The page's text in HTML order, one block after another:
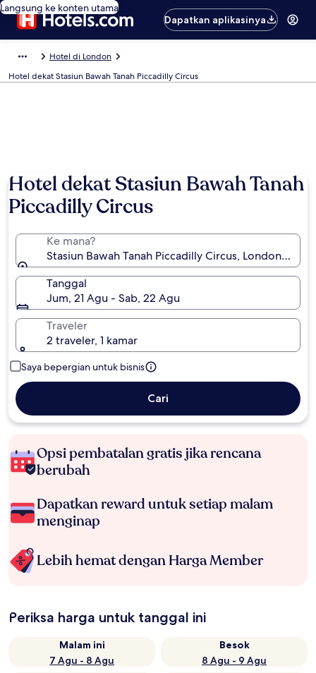
Langsung ke konten utama
Dapatkan aplikasinya
Hotel di London
Hotel dekat Stasiun Bawah Tanah Piccadilly Circus
Hotel dekat Stasiun Bawah Tanah
Piccadilly Circus
Ke mana?
Stasiun Bawah Tanah Piccadilly Circus, London,
Tanggal
Jum, 21 Agu - Sab, 22 Agu
Traveler
2 traveler, 1 kamar
Saya bepergian untuk bisnis
Cari
Opsi pembatalan gratis jika rencana
berubah
Dapatkan reward untuk setiap malam
menginap
Lebih hemat dengan Harga Member
Periksa harga untuk tanggal ini
Malam ini
7 Agu - 8 Agu
Besok
8 Agu - 9 Agu